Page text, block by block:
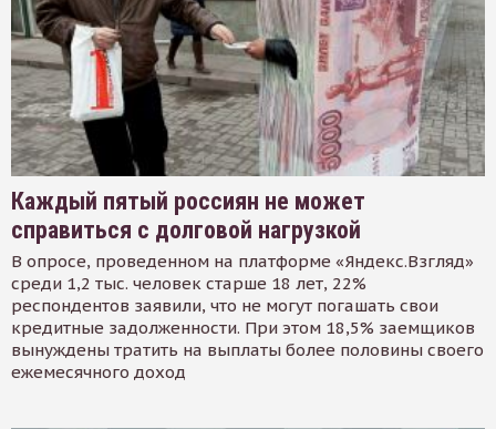
Каждый пятый россиян не может
справиться с долговой нагрузкой
В опросе, проведенном на платформе «Яндекс.Взгляд»
среди 1,2 тыс. человек старше 18 лет, 22%
респондентов заявили, что не могут погашать свои
кредитные задолженности. При этом 18,5% заемщиков
вынуждены тратить на выплаты более половины своего
ежемесячного доход